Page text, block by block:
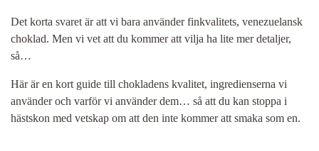
Det korta svaret är att vi bara använder finkvalitets, venezuelansk
choklad. Men vi vet att du kommer att vilja ha lite mer detaljer,
så…
Här är en kort guide till chokladens kvalitet, ingredienserna vi
använder och varför vi använder dem… så att du kan stoppa i
hästskon med vetskap om att den inte kommer att smaka som en.